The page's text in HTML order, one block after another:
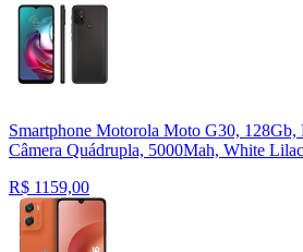
Smartphone Motorola Moto G30, 128Gb,
Câmera Quádrupla, 5000Mah, White
R$ 1159,00